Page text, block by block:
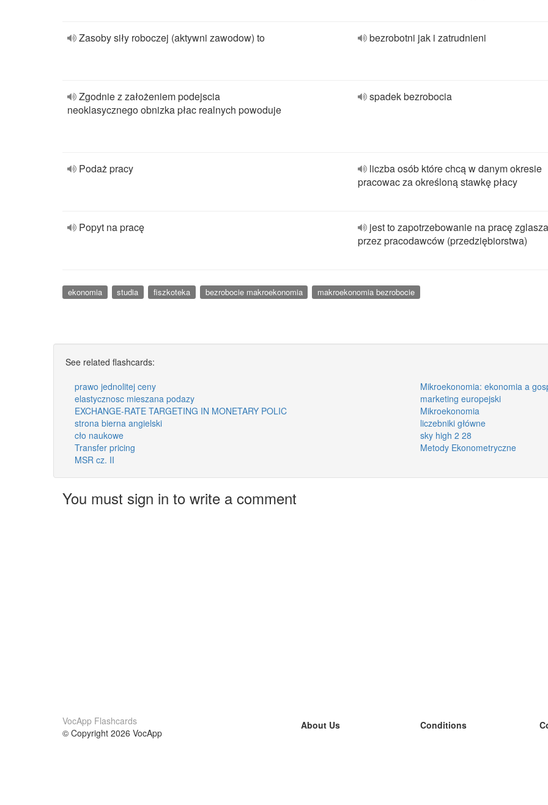
Zasoby siły roboczej (aktywni zawodow) to bezrobotni jak i zatrudnieni
Zgodnie z założeniem podejscia
neoklasycznego obnizka płac realnych powoduje
spadek bezrobocia
Podaż pracy
liczba osób które chcą w danym okresie
pracowac za określoną stawkę płacy
Popyt na pracę
jest to zapotrzebowanie na pracę
przez pracodawców (przedziębiorstwa)
ekonomia studia fiszkoteka bezrobocie makroekonomia makroekonomia bezrobocie
See related flashcards:
prawo jednolitej ceny
Mikroekonomia: ekonomia a
elastycznosc mieszana podazy
marketing europejski
EXCHANGE-RATE TARGETING IN MONETARY POLIC
Mikroekonomia
strona bierna angielski
liczebniki główne
cło naukowe
sky high 2 28
Transfer pricing
Metody Ekonometryczne
MSR cz. II
You must sign in to write a comment
VocApp Flashcards
© Copyright 2026 VocApp
About Us
Conditions